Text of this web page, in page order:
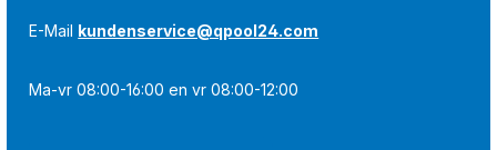
E-Mail kundenservice@qpool24.com
Ma-vr 08:00-16:00 en vr 08:00-12:00